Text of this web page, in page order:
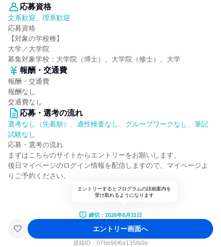
応募資格
文系歓迎、理系歓迎
応募資格
【対象の学校種】
大学／大学院
募集対象学校：大学院（博士）、大学院（修士）、大学
報酬・交通費
報酬・交通費
報酬なし
交通費なし
応募・選考の流れ
選考なし（先着順）、適性検査なし、グループワークなし、筆記
試験なし
応募・選考の流れ
まずはこちらのサイトからエントリーをお願いします。
後日マイページのログイン情報を配信しますので、マイページよ
りご予約ください。
エントリーするとプログラムの詳細案内を
受け取れるようになります
締切：2026年8月31日
エントリー画面へ
原稿ID： 07bb96f6a135fa0e